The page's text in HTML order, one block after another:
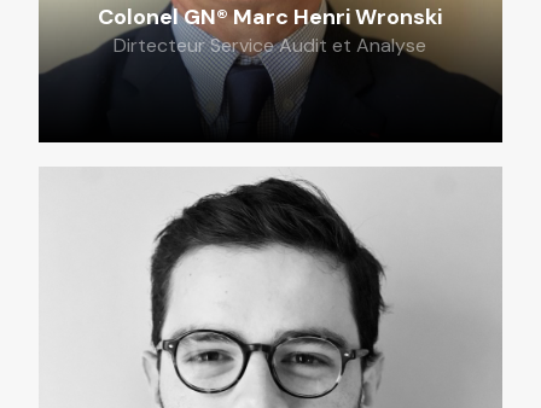
Colonel GN® Marc Henri Wronski
Dirtecteur Service Audit et Analyse